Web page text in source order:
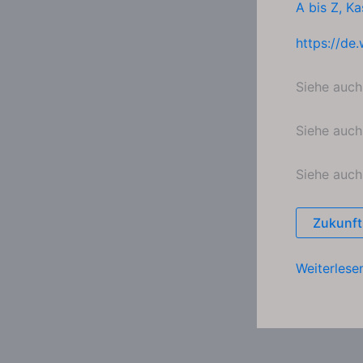
A bis Z,
https://
Siehe auch
Siehe auch
Siehe auch
Club